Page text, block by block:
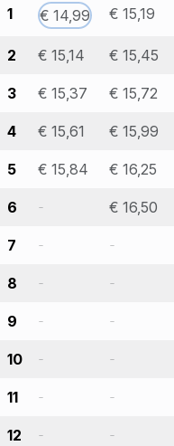
1 € 14,99 € 15,19
2 € 15,14 € 15,45
3 € 15,37 € 15,72
4 € 15,61 € 15,99
5 € 15,84 € 16,25
6 - € 16,50
7 - -
8 - -
9 - -
10 - -
11 - -
12 - -